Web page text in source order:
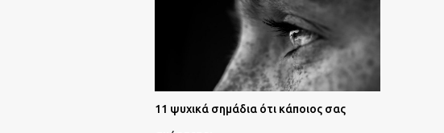
11 ψυχικά σημάδια ότι κάποιος σας